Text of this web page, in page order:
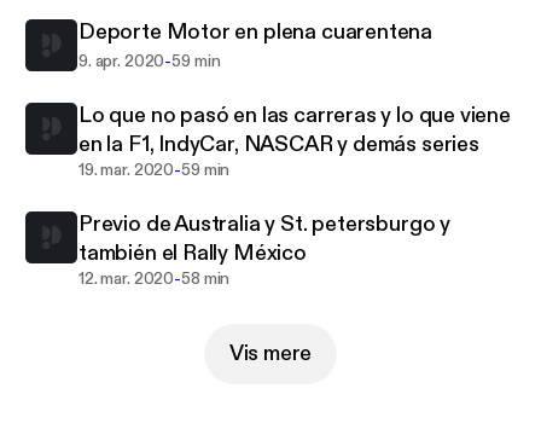
Deporte Motor en plena cuarentena
9. apr. 2020-59 min
Lo que no pasó en las carreras y lo que viene
en la F1, IndyCar, NASCAR y demás series
19. mar. 2020-59 min
Previo de Australia y St. petersburgo y
también el Rally México
12. mar. 2020-58 min
Vis mere